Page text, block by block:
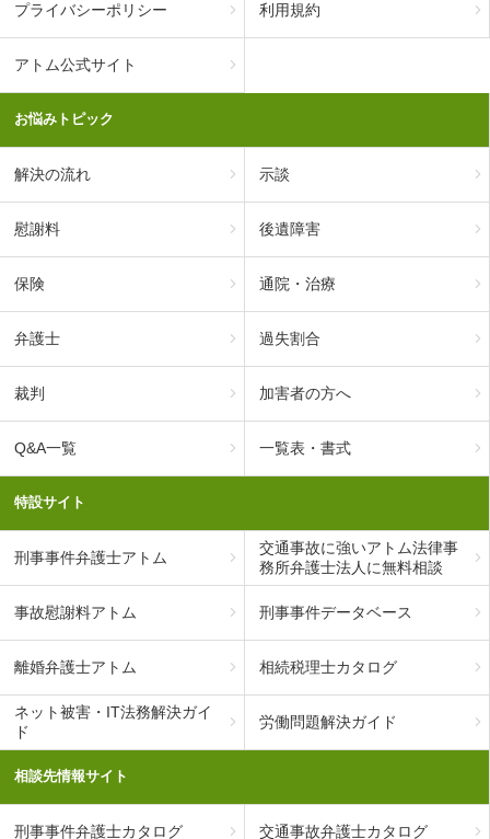
プライバシーポリシー 利用規約
アトム公式サイト
お悩みトピック
解決の流れ 示談
慰謝料 後遺障害
保険 通院・治療
弁護士 過失割合
裁判 加害者の方へ
Q&A一覧 一覧表・書式
特設サイト
刑事事件弁護士アトム
交通事故に強いアトム法律事
務所弁護士法人に無料相談
事故慰謝料アトム 刑事事件データベース
離婚弁護士アトム 相続税理士カタログ
ネット被害・IT法務解決ガイ
ド
労働問題解決ガイド
相談先情報サイト
刑事事件弁護士カタログ 交通事故弁護士カタログ